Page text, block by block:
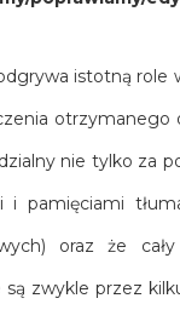
istotną role
nie tylko za
i pamięciami
oraz że
zwykle przez